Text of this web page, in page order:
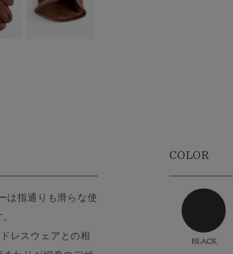
は指通りも滑らな使
レスウェアとの相
COLOR